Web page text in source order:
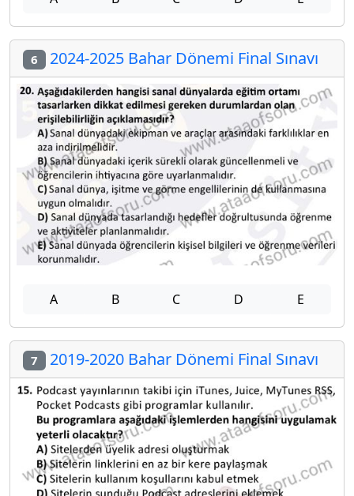
6 2024-2025 Bahar Dönemi Final Sınavı
A B C D E
7 2019-2020 Bahar Dönemi Final Sınavı